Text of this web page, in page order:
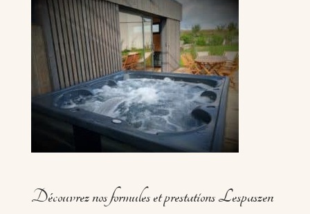
Découvrez nos formules et prestations Lespaszen